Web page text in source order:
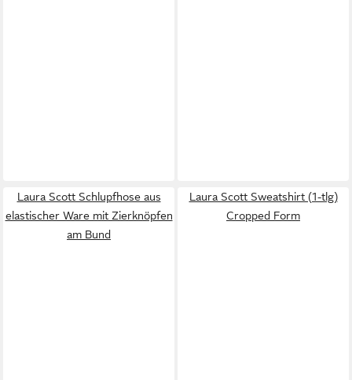
Laura Scott Schlupfhose aus
elastischer Ware mit Zierknöpfen
am Bund
Laura Scott Sweatshirt (1-tlg)
Cropped Form